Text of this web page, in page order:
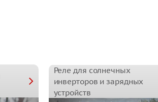
Реле для солнечных
инверторов и зарядных
устройств